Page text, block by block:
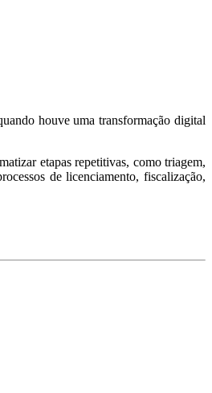
houve uma transformação digital
etapas repetitivas, como triagem,
de licenciamento, fiscalização,